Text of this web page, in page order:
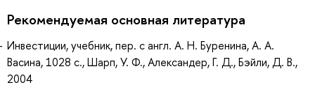
Рекомендуемая основная литература
Инвестиции, учебник, пер. с англ. А. Н. Буренина, А. А.
Васина, 1028 с., Шарп, У. Ф., Александер, Г. Д., Бэйли, Д. В.,
2004